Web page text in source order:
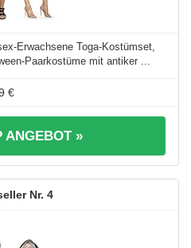
Erwachsene Toga-Kostümset,
Paarkostüme mit antiker ...
€
ANGEBOT »
4